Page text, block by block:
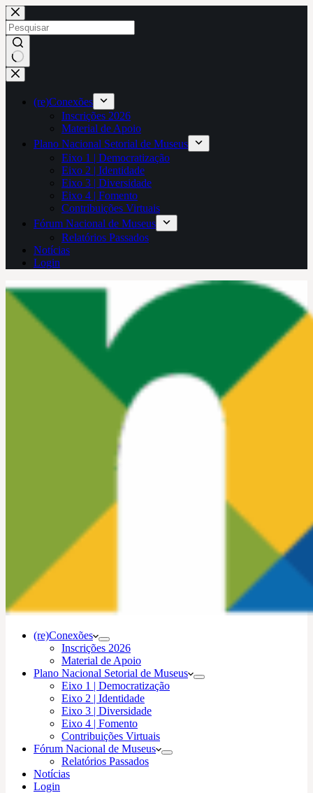
Pular
para
o
conteúdo
Sem
resultados
(re)Conexões
Inscrições 2026
Material de Apoio
Plano Nacional Setorial de Museus
Eixo 1 | Democratização
Eixo 2 | Identidade
Eixo 3 | Diversidade
Eixo 4 | Fomento
Contribuições Virtuais
Fórum Nacional de Museus
Relatórios Passados
Notícias
Login
(re)Conexões
Inscrições 2026
Material de Apoio
Plano Nacional Setorial de Museus
Eixo 1 | Democratização
Eixo 2 | Identidade
Eixo 3 | Diversidade
Eixo 4 | Fomento
Contribuições Virtuais
Fórum Nacional de Museus
Relatórios Passados
Notícias
Login